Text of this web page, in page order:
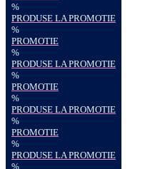
%
PRODUSE LA PROMOTIE
%
PROMOTIE
%
PRODUSE LA PROMOTIE
%
PROMOTIE
%
PRODUSE LA PROMOTIE
%
PROMOTIE
%
PRODUSE LA PROMOTIE
%